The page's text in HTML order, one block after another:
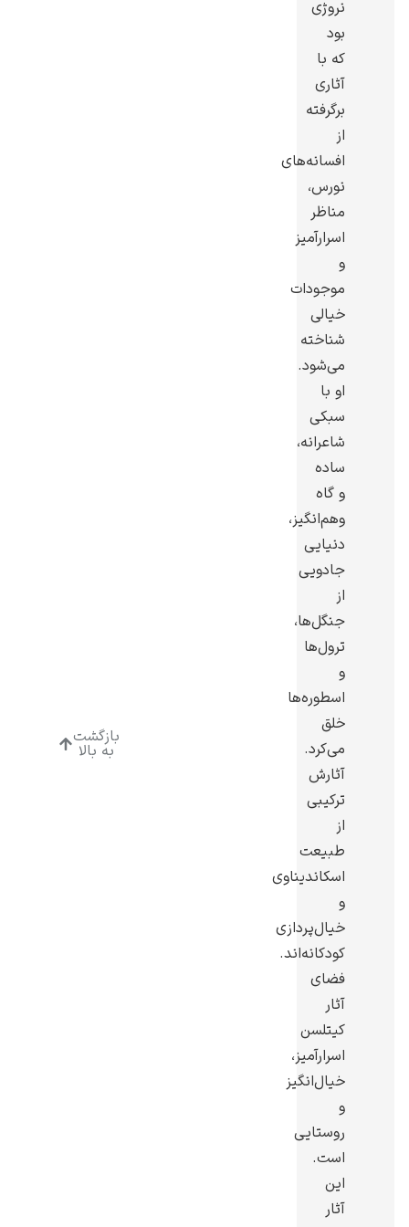
ادوارد هاپر
رامبرانت
نروژی
بود
که با
آثاری
برگرفته
از
افسانه‌های
نورس،
مناظر
اسرارآمیز
و
موجودات
خیالی
شناخته
می‌شود.
او با
سبکى
شاعرانه،
ساده
و گاه
وهم‌انگیز،
دنیایی
جادویی
از
جنگل‌ها،
ترول‌ها
و
اسطوره‌ها
خلق
می‌کرد.
آثارش
ترکیبی
از
طبیعت
اسکاندیناوی
و
خیال‌پردازی
کودکانه‌اند.
فضای
آثار
کیتلسن
اسرارآمیز،
خیال‌انگیز
و
روستایی
است.
این
آثار
بازگشت
به بالا